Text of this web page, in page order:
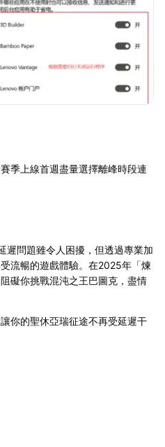
季上線首週盡量選擇離峰時段連
遲問題雖令人困擾，但透過專業加
流暢的遊戲體驗。在2025年「煉
礙你挑戰混沌之王巴圖克，盡情
你的聖休亞瑞征途不再受延遲干